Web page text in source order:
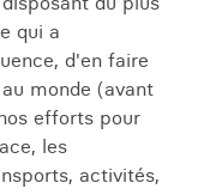
qui a
d'en faire
monde (avant
efforts pour
les
activités,